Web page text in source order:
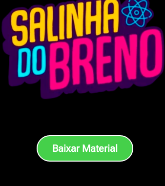
Baixar Material